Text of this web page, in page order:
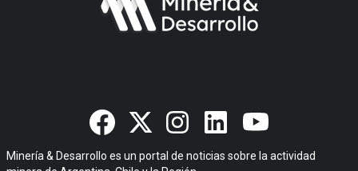
Minería & Desarrollo es un portal de noticias sobre la actividad